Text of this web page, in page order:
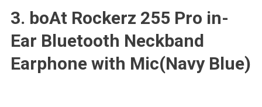
3. boAt Rockerz 255 Pro in-
Ear Bluetooth Neckband
Earphone with Mic(Navy Blue)